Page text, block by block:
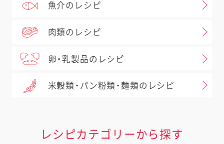
魚介のレシピ
肉類のレシピ
卵・乳製品のレシピ
米穀類・パン粉類・麺類のレシピ
レシピカテゴリーから探す